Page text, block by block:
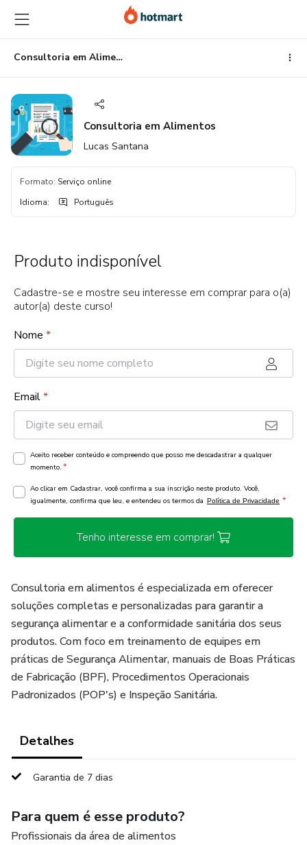
para
o
conteúdo
principal
para
o
pagamento
para
o
rodapé
Consultoria em Alimentos
Consultoria em Alimentos
Lucas Santana
Formato: Serviço online
Idioma: Português
Produto indisponível
Cadastre-se e mostre seu interesse em comprar para o(a)
autor(a) deste curso!
Nome *
Email*
Aceito receber conteúdo e compreendo que posso me descadastrar a qualquer
momento. *
Ao clicar em Cadastrar, você confirma a sua inscrição neste produto. Você,
igualmente, confirma que leu, e entendeu os termos da Política de Privacidade *
Tenho interesse em comprar!
Consultoria em alimentos é especializada em oferecer
soluções completas e personalizadas para garantir a
segurança alimentar e a conformidade sanitária dos seus
produtos. Com foco em treinamento de equipes em
práticas de Segurança Alimentar, manuais de Boas Práticas
de Fabricação (BPF), Procedimentos Operacionais
Padronizados (POP's) e Inspeção Sanitária.
Detalhes
Garantia de 7 dias
Para quem é esse produto?
Profissionais da área de alimentos